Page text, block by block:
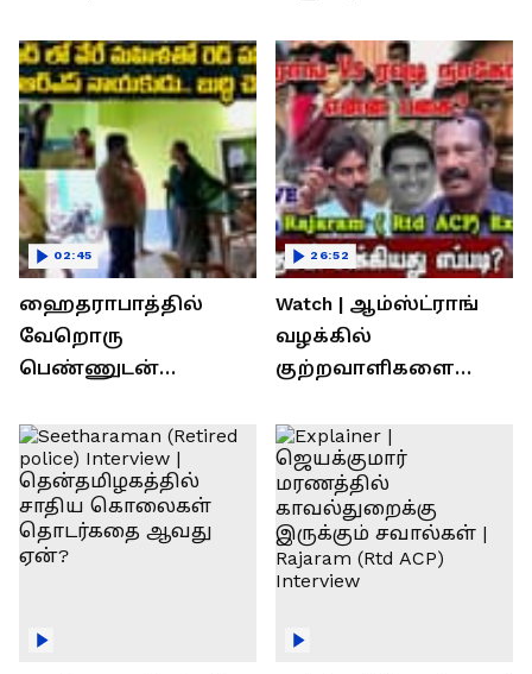
ஹைதராபாத்தில்
வேறொரு
பெண்ணுடன்
தலைவரை மடக்கி
பிடித்த மனைவி
02:45
Watch | ஆம்ஸ்ட்ராங்
வழக்கில்
குற்றவாளிகளை
காவல்துறை? / Rajaram
Rtd ACP Interview
26:52